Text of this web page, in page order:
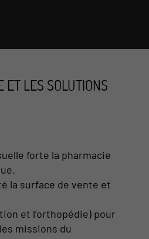
ET LES SOLUTIONS
forte la pharmacie
la surface de vente et
et l’orthopédie) pour
missions du